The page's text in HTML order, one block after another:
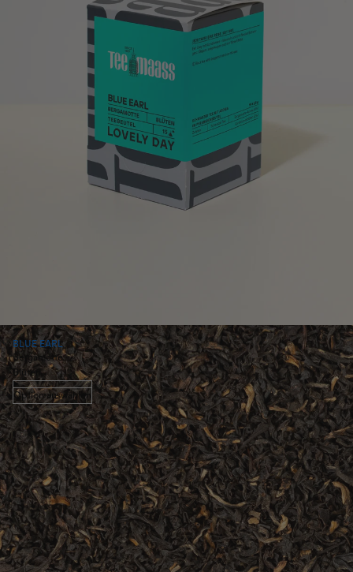
BLUE EARL
Bergamotte ·
Blüten
Option auswählen